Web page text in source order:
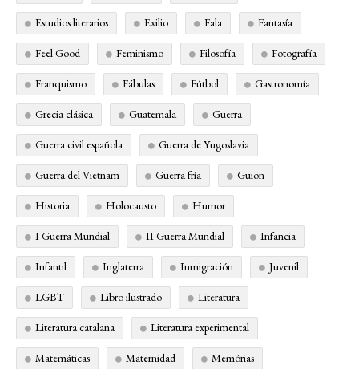
Estudios literarios Exilio Fala Fantasía
Feel Good Feminismo Filosofía Fotografía
Franquismo Fábulas Fútbol Gastronomía
Grecia clásica Guatemala Guerra
Guerra civil española Guerra de Yugoslavia
Guerra del Vietnam Guerra fría Guion
Historia Holocausto Humor
I Guerra Mundial II Guerra Mundial Infancia
Infantil Inglaterra Inmigración Juvenil
LGBT Libro ilustrado Literatura
Literatura catalana Literatura experimental
Matemáticas Maternidad Memórias